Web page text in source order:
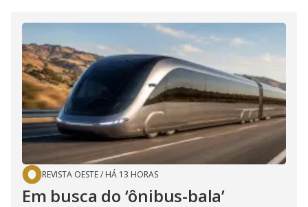
REVISTA OESTE/ HÁ 13 HORAS
Em busca do ‘ônibus-bala’